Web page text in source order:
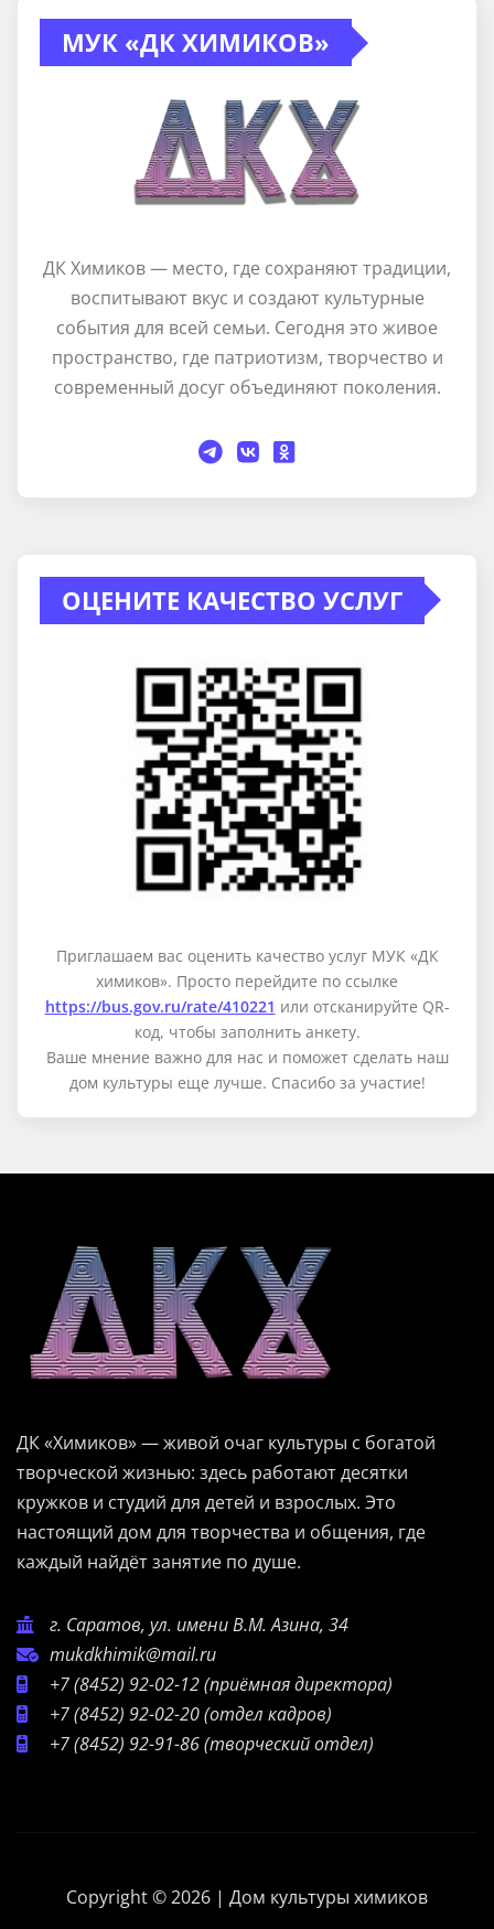
МУК «ДК ХИМИКОВ»
ДК Химиков — место, где сохраняют традиции,
воспитывают вкус и создают культурные
события для всей семьи. Сегодня это живое
пространство, где патриотизм, творчество и
современный досуг объединяют поколения.
ОЦЕНИТЕ КАЧЕСТВО УСЛУГ
Приглашаем вас оценить качество услуг МУК «ДК
химиков». Просто перейдите по ссылке
https://bus.gov.ru/rate/410221 или отсканируйте QR-
код, чтобы заполнить анкету.
Ваше мнение важно для нас и поможет сделать наш
дом культуры еще лучше. Спасибо за участие!
ДК «Химиков» — живой очаг культуры с богатой
творческой жизнью: здесь работают десятки
кружков и студий для детей и взрослых. Это
настоящий дом для творчества и общения, где
каждый найдёт занятие по душе.
г. Саратов, ул. имени В.М. Азина, 34
mukdkhimik@mail.ru
+7 (8452) 92-02-12(приёмная директора)
+7 (8452) 92-02-20(отдел кадров)
+7 (8452) 92-91-86(творческий отдел)
Copyright © 2026 | Дом культуры химиков